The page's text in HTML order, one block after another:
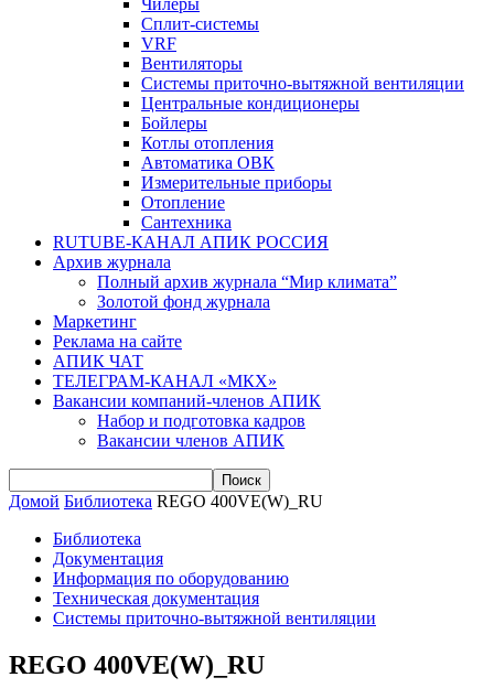
Сплит-системы
VRF
Вентиляторы
Системы приточно-вытяжной вентиляции
Центральные кондиционеры
Бойлеры
Котлы отопления
Автоматика ОВК
Измерительные приборы
Отопление
Сантехника
RUTUBE-КАНАЛ АПИК РОССИЯ
Архив журнала
Полный архив журнала “Мир климата”
Золотой фонд журнала
Маркетинг
Реклама на сайте
АПИК ЧАТ
ТЕЛЕГРАМ-КАНАЛ «МКХ»
Вакансии компаний-членов АПИК
Набор и подготовка кадров
Вакансии членов АПИК
Домой Библиотека REGO 400VE(W)_RU
Библиотека
Документация
Информация по оборудованию
Техническая документация
Системы приточно-вытяжной вентиляции
REGO 400VE(W)_RU